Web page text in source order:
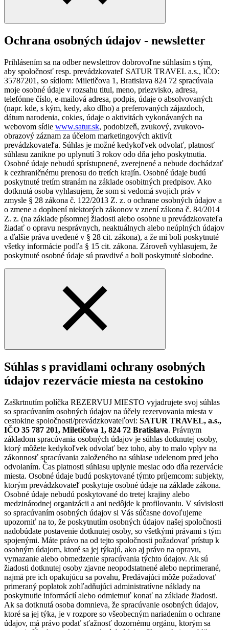
Ochrana osobných údajov - newsletter
Prihlásením sa na odber newslettrov dobrovoľne súhlasím s tým,
aby spoločnosť resp. prevádzkovateľ SATUR TRAVEL a.s., IČO:
35787201, so sídlom: Miletičova 1, Bratislava 824 72 spracúvala
moje osobné údaje v rozsahu titul, meno, priezvisko, adresa,
telefónne číslo, e-mailová adresa, podpis, údaje o absolvovaných
(napr. kde, s kým, kedy, ako dlho) a preferovaných zájazdoch,
dátum narodenia, cokies, údaje o aktivitách vykonávaných na
webovom sídle www.satur.sk, podobizeň, zvukový, zvukovo-
obrazový záznam za účelom marketingových aktivít
prevádzkovateľa. Súhlas je možné kedykoľvek odvolať, platnosť
súhlasu zanikne po uplynutí 3 rokov odo dňa jeho poskytnutia.
Osobné údaje nebudú sprístupnené, zverejnené a nebude dochádzať
k cezhraničnému prenosu do tretích krajín. Osobné údaje budú
poskytnuté tretím stranám na základe osobitných predpisov. Ako
dotknutá osoba vyhlasujem, že som si vedomá svojich práv v
zmysle § 28 zákona č. 122/2013 Z. z. o ochrane osobných údajov a
o zmene a doplnení niektorých zákonov v znení zákona č. 84/2014
Z. z. (na základe písomnej žiadosti alebo osobne u prevádzkovateľa
žiadať o opravu nesprávnych, neaktuálnych alebo neúplných údajov
a ďalšie práva uvedené v § 28 cit. zákona), a že mi boli poskytnuté
všetky informácie podľa § 15 cit. zákona. Zároveň vyhlasujem, že
poskytnuté osobné údaje sú pravdivé a boli poskytnuté slobodne.
Súhlas s pravidlami ochrany osobných
údajov rezervácie miesta na cestokino
Zaškrtnutím políčka REZERVUJ MIESTO vyjadrujete svoj súhlas
so spracúvaním osobných údajov na účely rezervovania miesta v
cestokine spoločnosti/prevádzkovateľovi: SATUR TRAVEL, a.s.,
IČO 35 787 201, Miletičova 1, 824 72 Bratislava. Právnym
základom spracúvania osobných údajov je súhlas dotknutej osoby,
ktorý môžete kedykoľvek odvolať bez toho, aby to malo vplyv na
zákonnosť spracúvania založeného na súhlase udelenom pred jeho
odvolaním. Čas platnosti súhlasu uplynie mesiac odo dňa rezervácie
miesta. Osobné údaje budú poskytované týmto príjemcom: subjekty,
ktorým prevádzkovateľ poskytuje osobné údaje na základe zákona.
Osobné údaje nebudú poskytované do tretej krajiny alebo
medzinárodnej organizácii a ani nedôjde k profilovaniu. V súvislosti
so spracúvaním osobných údajov si Vás súčasne dovoľujeme
upozorniť na to, že poskytnutím osobných údajov našej spoločnosti
nadobúdate postavenie dotknutej osoby, so všetkými právami s tým
spojenými. Máte právo na od tejto spoločnosti požadovať prístup k
osobným údajom, ktoré sa jej týkajú, ako aj právo na opravu,
vymazanie alebo obmedzenie spracúvania týchto údajov. Ak sú
žiadosti dotknutej osoby zjavne neopodstatnené alebo neprimerané,
najmä pre ich opakujúcu sa povahu, Predávajúci môže požadovať
primeraný poplatok zohľadňujúci administratívne náklady na
poskytnutie informácií alebo odmietnuť konať na základe žiadosti.
Ak sa dotknutá osoba domnieva, že spracúvanie osobných údajov,
ktoré sa jej týka, je v rozpore so všeobecným nariadením o ochrane
údajov, má právo podať sťažnosť dozornému orgánu, ktorým sa